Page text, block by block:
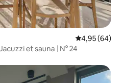
Note
4,95 (64)
et sauna | N° 24